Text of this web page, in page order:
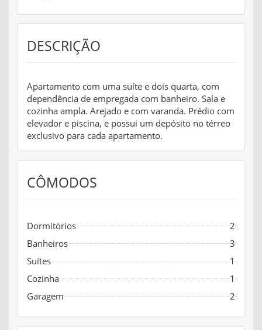
DESCRIÇÃO
Apartamento com uma suíte e dois quarta, com
dependência de empregada com banheiro. Sala e
cozinha ampla. Arejado e com varanda. Prédio com
elevador e piscina, e possui um depósito no térreo
exclusivo para cada apartamento.
CÔMODOS
Dormitórios
2
Banheiros
3
Suítes
1
Cozinha
1
Garagem
2